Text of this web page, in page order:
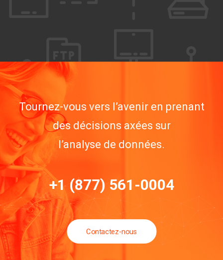
Tournez-vous vers l’avenir en prenant
des décisions axées sur
l’analyse de données.
+1 (877) 561-0004
Contactez-nous